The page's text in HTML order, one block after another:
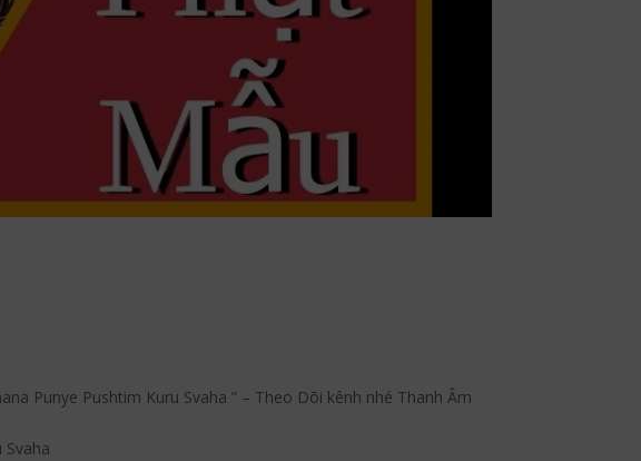
Punye Pushtim Kuru Svaha ” – Theo Dõi kênh nhé Thanh Âm